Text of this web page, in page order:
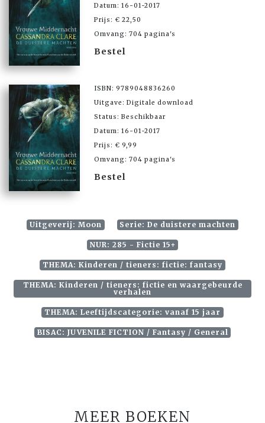
Datum: 16-01-2017
Prijs: € 22,50
Omvang: 704 pagina's
Bestel
ISBN: 9789048836260
Uitgave: Digitale download
Status: Beschikbaar
Datum: 16-01-2017
Prijs: € 9,99
Omvang: 704 pagina's
Bestel
Uitgeverij: Moon Serie: De duistere machten
NUR: 285 - Fictie 15+
THEMA: Kinderen / tieners: fictie: fantasy
THEMA: Kinderen / tieners: fictie en waargebeurde
verhalen
THEMA: Leeftijdscategorie: vanaf 15 jaar
BISAC: JUVENILE FICTION / Fantasy / General
MEER BOEKEN